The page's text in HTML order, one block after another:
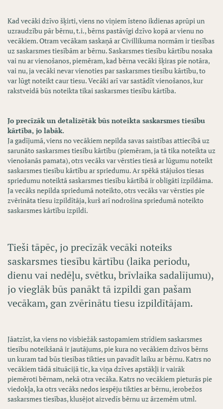
Kad vecāki dzīvo šķirti, viens no viņiem īsteno ikdienas aprūpi un
uzraudzību pār bērnu, t.i., bērns pastāvīgi dzīvo kopā ar vienu no
vecākiem. Otram vecākam saskaņā ar Civillikuma normām ir tiesības
uz saskarsmes tiesībām ar bērnu. Saskarsmes tiesību kārtību nosaka
vai nu ar vienošanos, piemēram, kad bērna vecāki šķiras pie notāra,
vai nu, ja vecāki nevar vienoties par saskarsmes tiesību kārtību, to
var lūgt noteikt caur tiesu. Vecāki arī var sastādīt vienošanos, kur
rakstveidā būs noteikta tikai saskarsmes tiesību kārtība.
Jo precīzāk un detalizētāk būs noteikta saskarsmes tiesību
kārtība, jo labāk.
Ja gadījumā, viens no vecākiem nepilda savas saistības attiecībā uz
sarunāto saskarsmes tiesību kārtību (piemēram, ja tā tika noteikta uz
vienošanās pamata), otrs vecāks var vērsties tiesā ar lūgumu noteikt
saskarsmes tiesību kārtību ar spriedumu. Ar spēkā stājušos tiesas
spriedumu noteiktā saskarsmes tiesību kārtībā ir obligāti izpildāma.
Ja vecāks nepilda spriedumā noteikto, otrs vecāks var vērsties pie
zvērināta tiesu izpildītāja, kurš arī nodrošina spriedumā noteikto
saskarsmes kārtību izpildi.
Tieši tāpēc, jo precīzāk vecāki noteiks
saskarsmes tiesību kārtību (laika periodu,
dienu vai nedēļu, svētku, brīvlaika sadalījumu),
jo vieglāk būs panākt tā izpildi gan pašam
vecākam, gan zvērinātu tiesu izpildītājam.
Jāatzīst, ka viens no visbiežāk sastopamiem strīdiem saskarsmes
tiesību noteikšanā ir jautājums, pie kura no vecākiem dzīvos bērns
un kuram tad būs tiesības tikties un pavadīt laiku ar bērnu. Katrs no
vecākiem tādā situācijā tic, ka viņa dzīves apstākļi ir vairāk
piemēroti bērnam, nekā otra vecāka. Katrs no vecākiem pieturās pie
viedokļa, ka otrs vecāks nedos iespēju tikties ar bērnu, ierobežos
saskarsmes tiesības, klusējot aizvedīs bērnu uz ārzemēm utml.